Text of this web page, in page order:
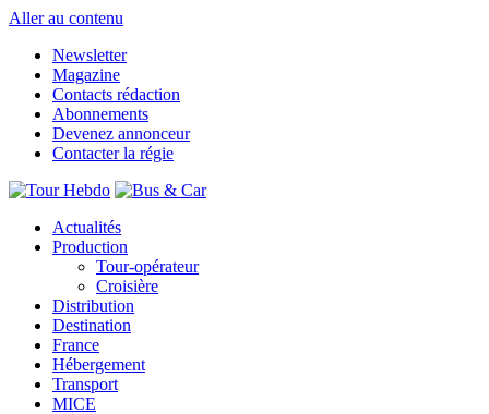
Aller au contenu
Newsletter
Magazine
Contacts rédaction
Abonnements
Devenez annonceur
Contacter la régie
Actualités
Production
Tour-opérateur
Croisière
Distribution
Destination
France
Hébergement
Transport
MICE